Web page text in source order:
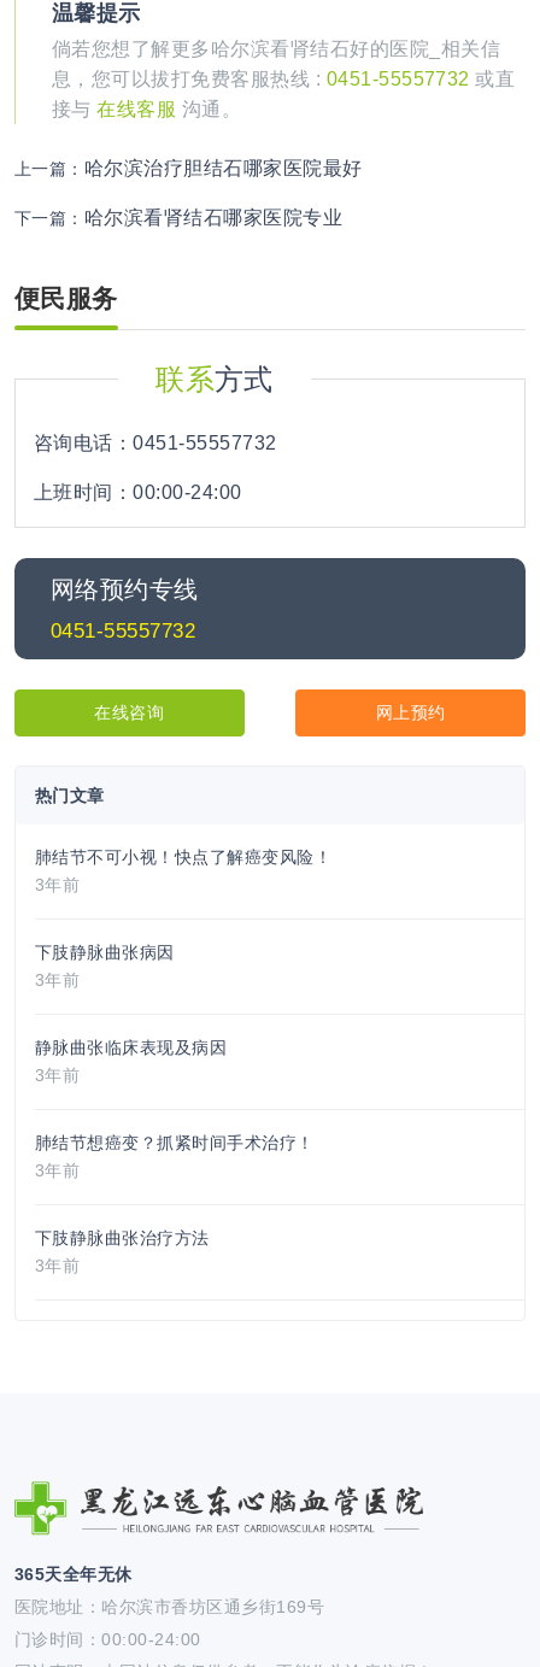
温馨提示
倘若您想了解更多哈尔滨看肾结石好的医院_相关信
息，您可以拔打免费客服热线 : 0451-55557732或直
接与在线客服 沟通。
上一篇： 哈尔滨治疗胆结石哪家医院最好
下一篇： 哈尔滨看肾结石哪家医院专业
便民服务
联系方式
咨询电话：0451-55557732
上班时间：00:00-24:00
网络预约专线
0451-55557732
在线咨询 网上预约
热门文章
肺结节不可小视！快点了解癌变风险！
3年前
下肢静脉曲张病因
3年前
静脉曲张临床表现及病因
3年前
肺结节想癌变？抓紧时间手术治疗！
3年前
下肢静脉曲张治疗方法
3年前
365天全年无休
医院地址：哈尔滨市香坊区通乡街169号
门诊时间：00:00-24:00